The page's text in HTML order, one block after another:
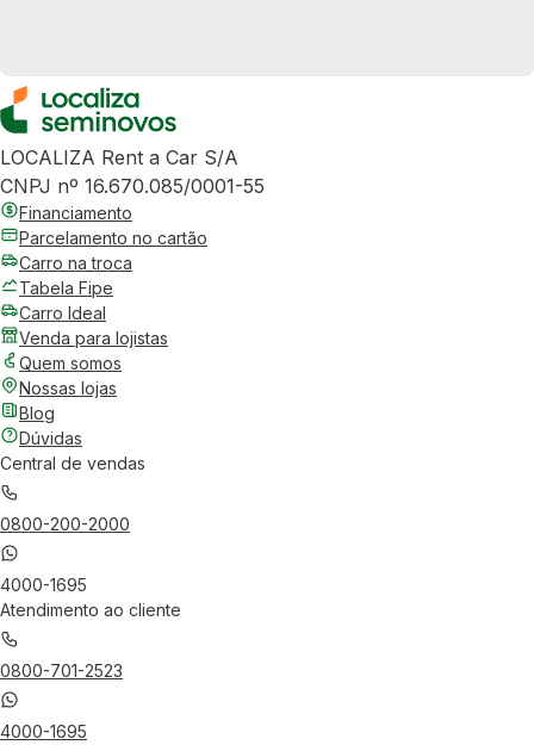
LOCALIZA Rent a Car S/A
CNPJ nº 16.670.085/0001-55
Financiamento
Parcelamento no cartão
Carro na troca
Tabela Fipe
Carro Ideal
Venda para lojistas
Quem somos
Nossas lojas
Blog
Dúvidas
Central de vendas
0800-200-2000
4000-1695
Atendimento ao cliente
0800-701-2523
4000-1695